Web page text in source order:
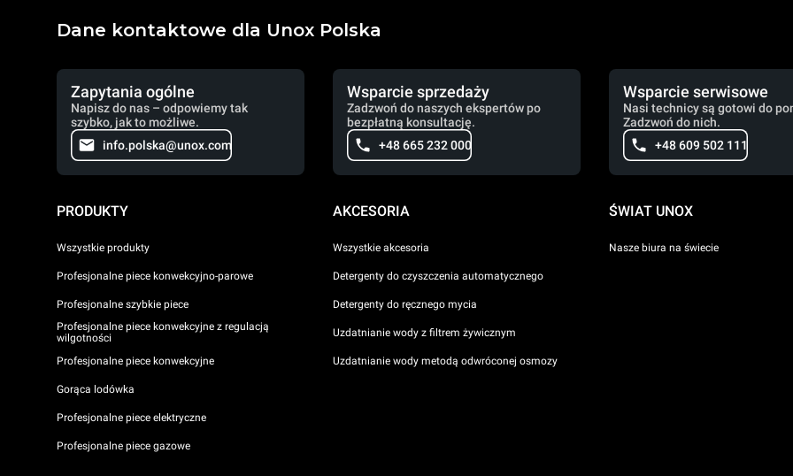
Dane kontaktowe dla Unox Polska
Zapytania ogólne
Napisz do nas – odpowiemy tak
szybko, jak to możliwe.
info.polska@unox.com
Wsparcie sprzedaży
Zadzwoń do naszych ekspertów po
bezpłatną konsultację.
+48 665 232 000
Wsparcie serwisowe
Nasi technicy są gotowi do
Zadzwoń do nich.
+48 609 502 111
PRODUKTY
Wszystkie produkty
Profesjonalne piece konwekcyjno-parowe
Profesjonalne szybkie piece
Profesjonalne piece konwekcyjne z regulacją
wilgotności
Profesjonalne piece konwekcyjne
Gorąca lodówka
Profesjonalne piece elektryczne
Profesjonalne piece gazowe
AKCESORIA
Wszystkie akcesoria
Detergenty do czyszczenia automatycznego
Detergenty do ręcznego mycia
Uzdatnianie wody z filtrem żywicznym
Uzdatnianie wody metodą odwróconej osmozy
ŚWIAT UNOX
Nasze biura na świecie